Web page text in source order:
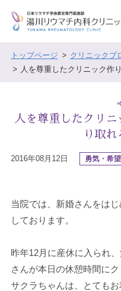
トップページ クリニックブ
人を尊重したクリニック作
人を尊重したクリ
り取
2016年08月12日 勇気・希望
当院では、新婚さんをは
しております。
昨年12月に産休に入られ
さんが本日の休憩時間に
サクラちゃんは、とても